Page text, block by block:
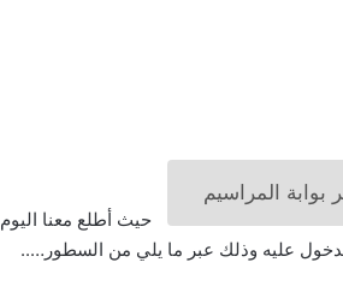
بوابة المراسيم
حيث أطلع معنا اليوم
عليه وذلك عبر ما يلي من السطور…..